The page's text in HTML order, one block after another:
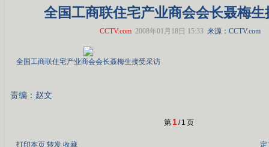
全国工商联住宅产业商会会长聂梅生
CCTV.com 2008年01月18日 15:33来源：CCTV.com
全国工商联住宅产业商会会长聂梅生接受采访
责编：赵文
第 1/ 1 页
打印本页 转发 收藏